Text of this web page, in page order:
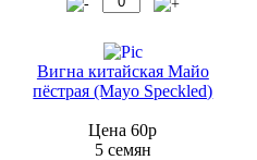
Вигна китайская Майо
пёстрая (Mayo Speckled)
Цена 60р
5 семян